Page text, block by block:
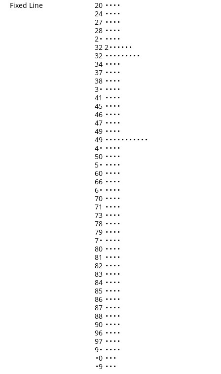
Fixed Line
20 • • • •
24 • • • •
27 • • • •
28 • • • •
2• • • • •
32 2• • • • • •
32 • • • • • • • • •
34 • • • •
37 • • • •
38 • • • •
3• • • • •
41 • • • •
45 • • • •
46 • • • •
47 • • • •
49 • • • •
49 • • • • • • • • • • •
4• • • • •
50 • • • •
5• • • • •
60 • • • •
66 • • • •
6• • • • •
70 • • • •
71 • • • •
73 • • • •
78 • • • •
79 • • • •
7• • • • •
80 • • • •
81 • • • •
82 • • • •
83 • • • •
84 • • • •
85 • • • •
86 • • • •
87 • • • •
88 • • • •
90 • • • •
96 • • • •
97 • • • •
9• • • • •
•0 • • •
•9 • • •